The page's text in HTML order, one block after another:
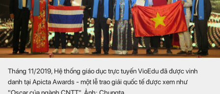
Tháng 11/2019, Hệ thống giáo dục trực tuyến VioEdu đã được vinh
danh tại Apicta Awards - một lễ trao giải quốc tế được xem như
"Oscar của ngành CNTT". Ảnh: Chungta.